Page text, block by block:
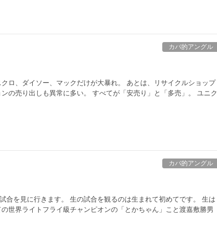
カバ的アングル
ロ、ダイソー、マックだけが大暴れ。 あとは、リサイクルショップ
の売り出しも異常に多い。 すべてが「安売り」と「多売」。 ユニク
カバ的アングル
合を見に行きます。 生の試合を観るのは生まれて初めてです。 生は
世界ライトフライ級チャンピオンの「とかちゃん」こと渡嘉敷勝男